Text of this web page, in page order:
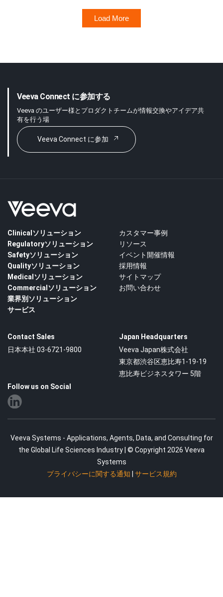
Load More
Veeva Connect に参加する
Veeva のユーザー様とプロダクトチームが情報交換やアイデア共
有を行う場
Veeva Connect に参加
Clinicalソリューション
Regulatoryソリューション
Safetyソリューション
Qualityソリューション
Medicalソリューション
Commercialソリューション
業界別ソリューション
サービス
カスタマー事例
リソース
イベント開催情報
採用情報
サイトマップ
お問い合わせ
Contact Sales
日本本社 03-6721-9800
Japan Headquarters
Veeva Japan株式会社
東京都渋谷区恵比寿1-19-19
恵比寿ビジネスタワー 5階
Follow us on Social
Veeva Systems - Applications, Agents, Data, and Consulting for
the Global Life Sciences Industry | © Copyright 2026 Veeva
Systems
プライバシーに関する通知
サービス規約